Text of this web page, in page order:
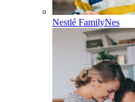
Nestlé FamilyNes